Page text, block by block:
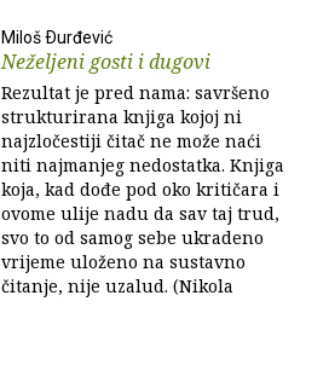
Miloš Ðurđević
Neželjeni gosti i dugovi
Rezultat je pred nama: savršeno
strukturirana knjiga kojoj ni
najzločestiji čitač ne može naći
niti najmanjeg nedostatka. Knjiga
koja, kad dođe pod oko kritičara i
ovome ulije nadu da sav taj trud,
svo to od samog sebe ukradeno
vrijeme uloženo na sustavno
čitanje, nije uzalud. (Nikola